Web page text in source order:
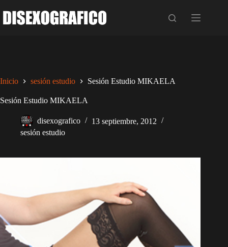
al
contenido
Inicio sesión estudio Sesión Estudio MIKAELA
Sesión Estudio MIKAELA
disexografico
13 septiembre, 2012
sesión estudio